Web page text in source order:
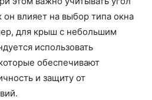
он влияет на выбор типа окна
для крыш с небольшим
использовать
обеспечивают
и защиту от